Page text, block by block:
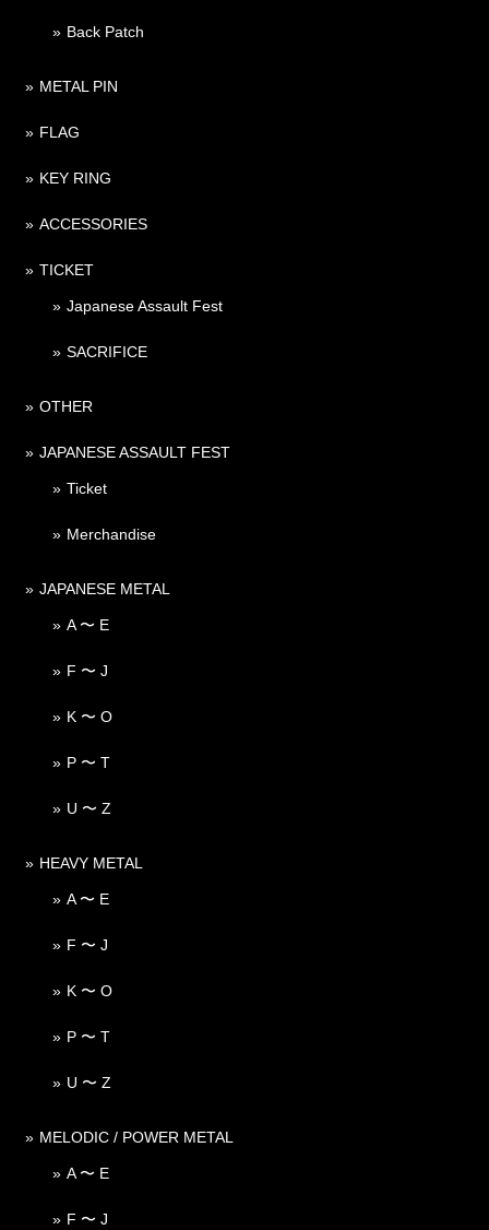
Back Patch
METAL PIN
FLAG
KEY RING
ACCESSORIES
TICKET
Japanese Assault Fest
SACRIFICE
OTHER
JAPANESE ASSAULT FEST
Ticket
Merchandise
JAPANESE METAL
A 〜 E
F 〜 J
K 〜 O
P 〜 T
U 〜 Z
HEAVY METAL
A 〜 E
F 〜 J
K 〜 O
P 〜 T
U 〜 Z
MELODIC / POWER METAL
A 〜 E
F 〜 J